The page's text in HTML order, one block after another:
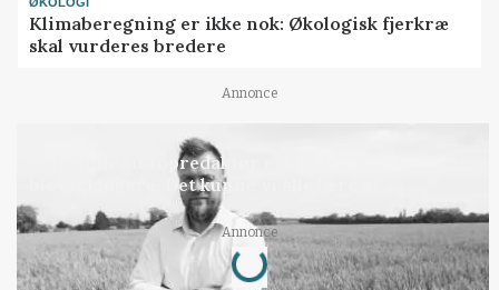
Klimaberegning er ikke nok: Økologisk fjerkræ
skal vurderes bredere
Annonce
Befriende, at topredaktør erkender, hun er
blevet klogere. Det kunne vi alle lære af
Annonce
Loading...